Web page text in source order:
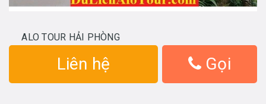
ALO TOUR HẢI PHÒNG
Liên hệ Gọi